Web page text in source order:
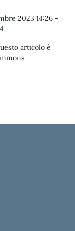
2023 14:26 -
articolo è